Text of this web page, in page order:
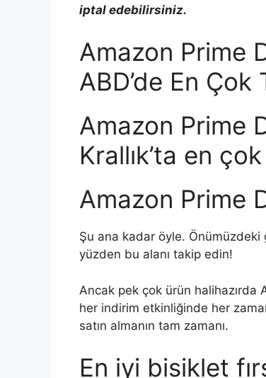
iptal edebilirsiniz.
Amazon Prime
ABD’de En
Amazon Prime
Krallık’ta en
Amazon Prime
Şu ana kadar öyle. Önümüzdeki
yüzden bu alanı takip edin!
Ancak pek çok ürün halihazırda
her indirim etkinliğinde her
satın almanın tam zamanı.
En iyi bisiklet